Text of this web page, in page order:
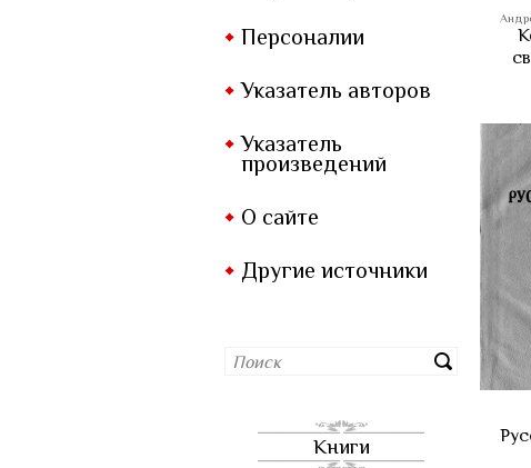
Персоналии
Указатель авторов
Указатель
произведений
О сайте
Другие источники
Книги